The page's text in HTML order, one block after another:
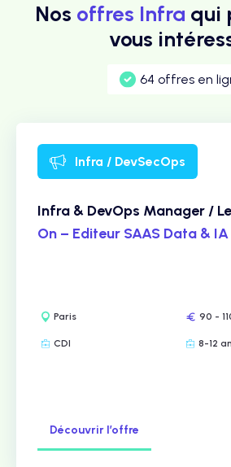
Nos offres Infra qui
vous
64 offres en
Infra / DevSecOps
Infra & DevOps Manager /
On – Editeur SAAS Data & IA
Paris 90 -
CDI 8-12
Découvrir l’offre